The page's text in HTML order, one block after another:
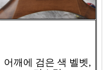
어깨에 검은 색 벨벳,